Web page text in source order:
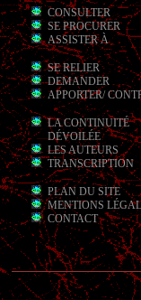
CONSULTER
SE PROCURER
ASSISTER À
SE RELIER
DEMANDER
APPORTER/
LA CONTINUITÉ
DÉVOILÉE
LES AUTEURS
TRANSCRIPTION
PLAN DU SITE
MENTIONS
CONTACT